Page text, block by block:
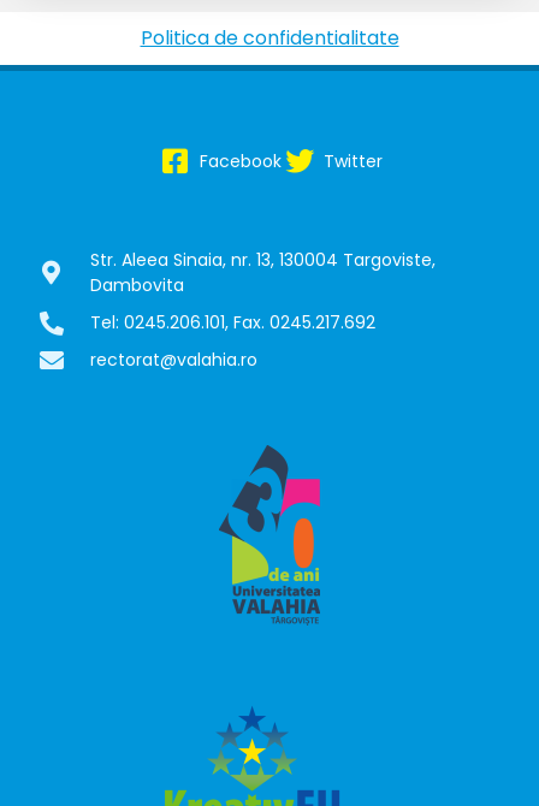
Politica de confidentialitate
Facebook Twitter
Str. Aleea Sinaia, nr. 13, 130004 Targoviste,
Dambovita
Tel: 0245.206.101, Fax. 0245.217.692
rectorat@valahia.ro